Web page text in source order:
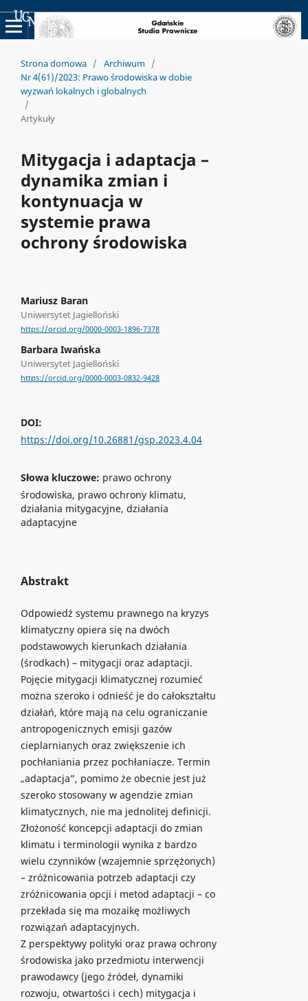
Uniwersyteckie Czasopisma Naukowe
Strona domowa / Archiwum /
Nr 4(61)/2023: Prawo środowiska w dobie
wyzwań lokalnych i globalnych
/
Artykuły
Mitygacja i adaptacja –
dynamika zmian i
kontynuacja w
systemie prawa
ochrony środowiska
Mariusz Baran
Uniwersytet Jagielloński
https://orcid.org/0000-0003-1896-7378
Barbara Iwańska
Uniwersytet Jagielloński
https://orcid.org/0000-0003-0832-9428
DOI:
https://doi.org/10.26881/gsp.2023.4.04
Słowa kluczowe: prawo ochrony
środowiska, prawo ochrony klimatu,
działania mitygacyjne, działania
adaptacyjne
Abstrakt
Odpowiedź systemu prawnego na kryzys
klimatyczny opiera się na dwóch
podstawowych kierunkach działania
(środkach) – mitygacji oraz adaptacji.
Pojęcie mitygacji klimatycznej rozumieć
można szeroko i odnieść je do całokształtu
działań, które mają na celu ograniczanie
antropogenicznych emisji gazów
cieplarnianych oraz zwiększenie ich
pochłaniania przez pochłaniacze. Termin
„adaptacja”, pomimo że obecnie jest już
szeroko stosowany w agendzie zmian
klimatycznych, nie ma jednolitej definicji.
Złożoność koncepcji adaptacji do zmian
klimatu i terminologii wynika z bardzo
wielu czynników (wzajemnie sprzężonych)
– zróżnicowania potrzeb adaptacji czy
zróżnicowania opcji i metod adaptacji – co
przekłada się ma mozaikę możliwych
rozwiązań adaptacyjnych.
Z perspektywy polityki oraz prawa ochrony
środowiska jako przedmiotu interwencji
prawodawcy (jego źródeł, dynamiki
rozwoju, otwartości i cech) mitygacja i